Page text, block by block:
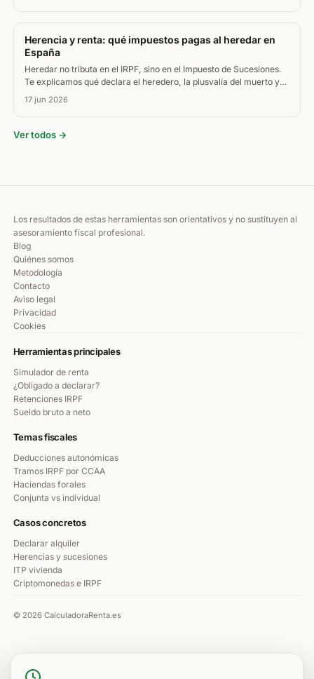
Herencia y renta: qué impuestos pagas al heredar en
España
Heredar no tributa en el IRPF, sino en el Impuesto de Sucesiones.
Te explicamos qué declara el heredero, la plusvalía del muerto y
cómo tributa vender lo heredado.
17 jun 2026
Ver todos →
Los resultados de estas herramientas son orientativos y no sustituyen al
asesoramiento fiscal profesional.
Blog
Quiénes somos
Metodología
Contacto
Aviso legal
Privacidad
Cookies
Herramientas principales
Simulador de renta
¿Obligado a declarar?
Retenciones IRPF
Sueldo bruto a neto
Temas fiscales
Deducciones autonómicas
Tramos IRPF por CCAA
Haciendas forales
Conjunta vs individual
Casos concretos
Declarar alquiler
Herencias y sucesiones
ITP vivienda
Criptomonedas e IRPF
© 2026 CalculadoraRenta.es